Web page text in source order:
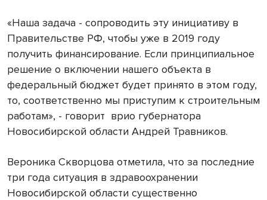
«Наша задача - сопроводить эту инициативу в
Правительстве РФ, чтобы уже в 2019 году
получить финансирование. Если принципиальное
решение о включении нашего объекта в
федеральный бюджет будет принято в этом году,
то, соответственно мы приступим к строительным
работам», - говорит врио губернатора
Новосибирской области Андрей Травников.
Вероника Скворцова отметила, что за последние
три года ситуация в здравоохранении
Новосибирской области существенно